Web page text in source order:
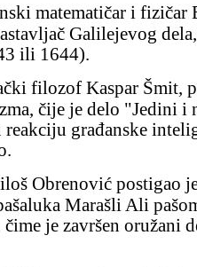
Galilejevog
ili 1644).
čije je delo "Jedini i
građanske
Marašli Ali
je završen oružani